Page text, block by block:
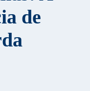
de